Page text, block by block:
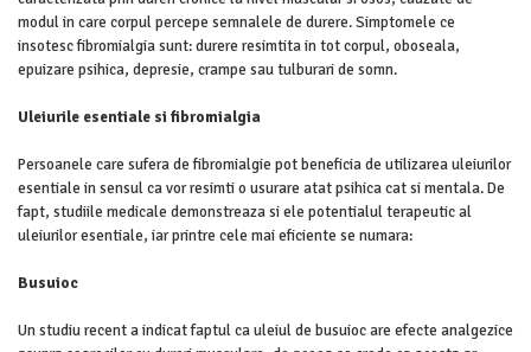
modul in care corpul percepe semnalele de durere. Simptomele ce
insotesc fibromialgia sunt: durere resimtita in tot corpul, oboseala,
epuizare psihica, depresie, crampe sau tulburari de somn.
Uleiurile esentiale si fibromialgia
Persoanele care sufera de fibromialgie pot beneficia de utilizarea uleiurilor
esentiale in sensul ca vor resimti o usurare atat psihica cat si mentala. De
fapt, studiile medicale demonstreaza si ele potentialul terapeutic al
uleiurilor esentiale, iar printre cele mai eficiente se numara:
Busuioc
Un studiu recent a indicat faptul ca uleiul de busuioc are efecte analgezice